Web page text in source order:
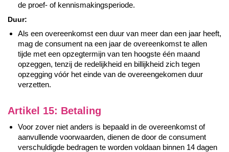
de proef- of kennismakingsperiode.
Duur:
Als een overeenkomst een duur van meer dan een jaar heeft,
mag de consument na een jaar de overeenkomst te allen
tijde met een opzegtermijn van ten hoogste één maand
opzeggen, tenzij de redelijkheid en billijkheid zich tegen
opzegging vóór het einde van de overeengekomen duur
verzetten.
Artikel 15: Betaling
Voor zover niet anders is bepaald in de overeenkomst of
aanvullende voorwaarden, dienen de door de consument
verschuldigde bedragen te worden voldaan binnen 14 dagen